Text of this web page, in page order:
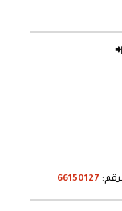
66150127